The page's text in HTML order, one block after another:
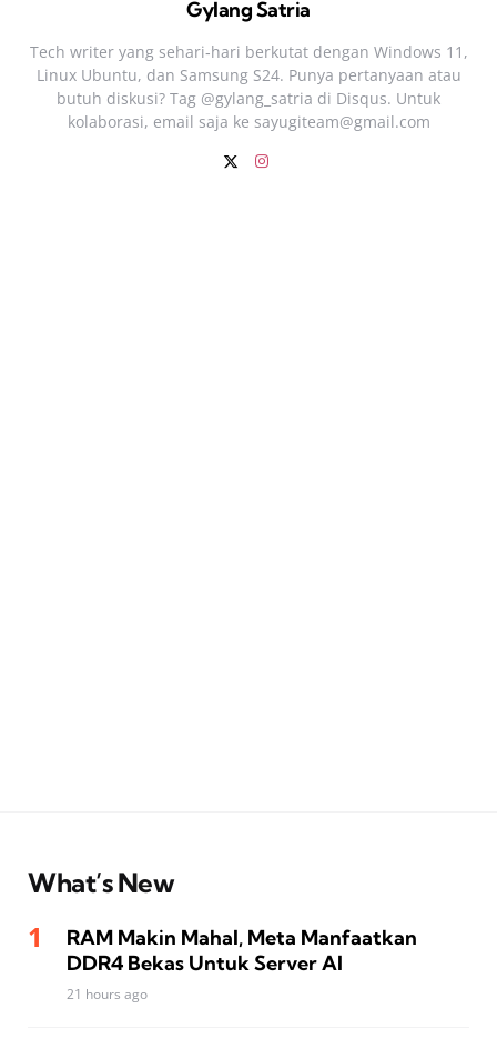
Gylang Satria
Tech writer yang sehari‑hari berkutat dengan Windows 11,
Linux Ubuntu, dan Samsung S24. Punya pertanyaan atau
butuh diskusi? Tag @gylang_satria di Disqus. Untuk
kolaborasi, email saja ke sayugiteam@gmail.com
What’s New
RAM Makin Mahal, Meta Manfaatkan
DDR4 Bekas Untuk Server AI
21 hours ago